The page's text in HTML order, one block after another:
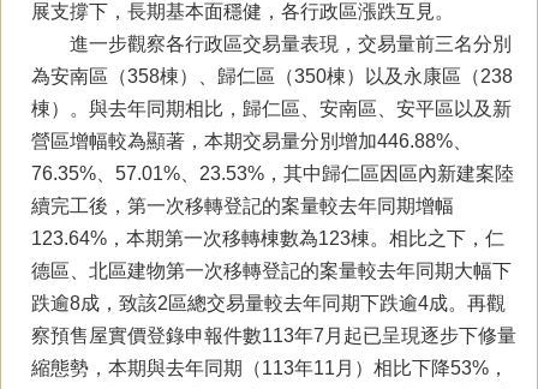
展支撐下，長期基本面穩健，各行政區漲跌互見。
進一步觀察各行政區交易量表現，交易量前三名分別
為安南區（358棟）、歸仁區（350棟）以及永康區（238
棟）。與去年同期相比，歸仁區、安南區、安平區以及新
營區增幅較為顯著，本期交易量分別增加446.88%、
76.35%、57.01%、23.53%，其中歸仁區因區內新建案陸
續完⼯後，第⼀次移轉登記的案量較去年同期增幅
123.64%，本期第一次移轉棟數為123棟。相比之下，仁
德區、北區建物第一次移轉登記的案量較去年同期大幅下
跌逾8成，致該2區總交易量較去年同期下跌逾4成。再觀
察預售屋實價登錄申報件數113年7月起已呈現逐步下修量
縮態勢，本期與去年同期（113年11月）相比下降53%，